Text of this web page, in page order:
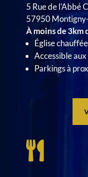
5 Rue de l'Abbé
57950
À moins de 3km
Église chauffée
Accessible
Parkings à
